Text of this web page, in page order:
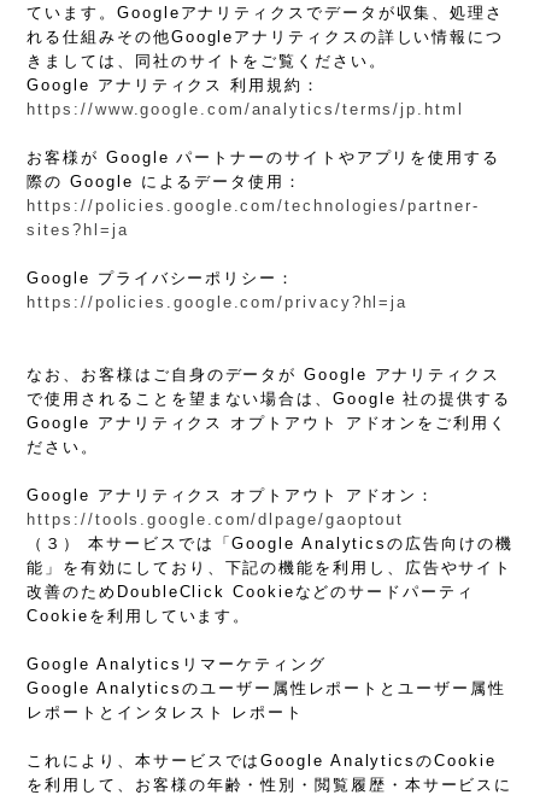
ています。Googleアナリティクスでデータが収集、処理さ
れる仕組みその他Googleアナリティクスの詳しい情報につ
きましては、同社のサイトをご覧ください。
Google アナリティクス 利用規約：
https://www.google.com/analytics/terms/jp.html
お客様が Google パートナーのサイトやアプリを使用する
際の Google によるデータ使用：
https://policies.google.com/technologies/partner-
sites?hl=ja
Google プライバシーポリシー：
https://policies.google.com/privacy?hl=ja
なお、お客様はご自身のデータが Google アナリティクス
で使用されることを望まない場合は、Google 社の提供する
Google アナリティクス オプトアウト アドオンをご利用く
ださい。
Google アナリティクス オプトアウト アドオン：
https://tools.google.com/dlpage/gaoptout
（３） 本サービスでは「Google Analyticsの広告向けの機
能」を有効にしており、下記の機能を利用し、広告やサイト
改善のためDoubleClick Cookieなどのサードパーティ
Cookieを利用しています。
Google Analyticsリマーケティング
Google Analyticsのユーザー属性レポートとユーザー属性
レポートとインタレスト レポート
これにより、本サービスではGoogle AnalyticsのCookie
を利用して、お客様の年齢・性別・閲覧履歴・本サービスに